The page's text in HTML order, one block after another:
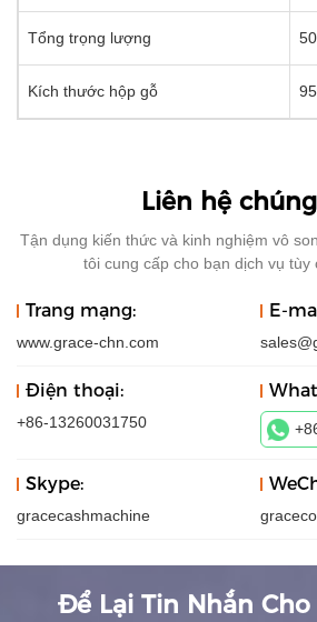
Tổng trọng lượng
Kích thước hộp gỗ
Liên hệ
Tận dụng kiến ​​thức và kinh nghiệm vô
tôi cung cấp cho bạn dịch vụ tùy
Trang mạng:
www.grace-chn.com
E-
Điện thoại:
+86-13260031750
Skype:
gracecashmachine
Để Lại Tin Nhắn Cho